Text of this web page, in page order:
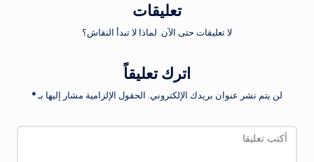
تعليقات
لا تعليقات حتى الآن. لماذا لا تبدأ النقاش؟
اترك تعليقاً
لن يتم نشر عنوان بريدك الإلكتروني. الحقول الإلزامية مشار إليها بـ*